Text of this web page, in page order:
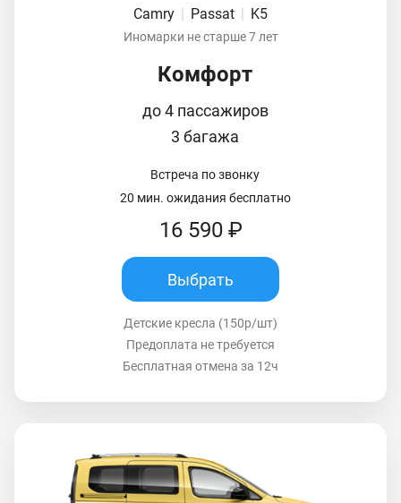
Camry Passat K5
Иномарки не старше 7 лет
Комфорт
до 4 пассажиров
3 багажа
Встреча по звонку
20 мин. ожидания бесплатно
16 590 ₽
Выбрать
Детские кресла (150р/шт)
Предоплата не требуется
Бесплатная отмена за 12ч